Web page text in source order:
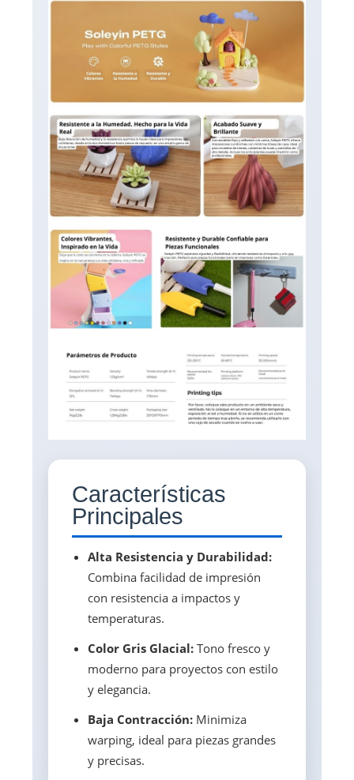
Características
Principales
Alta Resistencia y Durabilidad:
Combina facilidad de impresión
con resistencia a impactos y
temperaturas.
Color Gris Glacial:Tono fresco y
moderno para proyectos con estilo
y elegancia.
Baja Contracción: Minimiza
warping, ideal para piezas grandes
y precisas.